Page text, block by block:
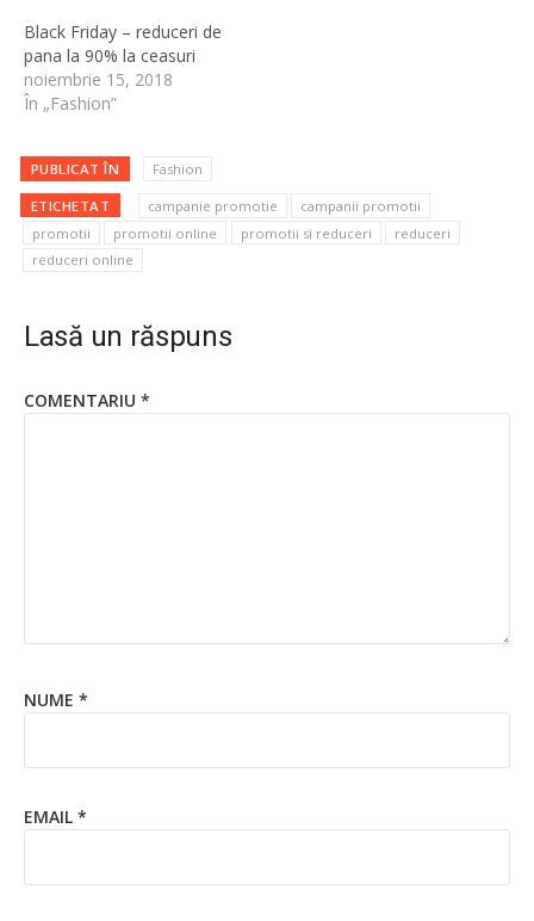
Black Friday – reduceri de
pana la 90% la ceasuri
noiembrie 15, 2018
În „Fashion”
PUBLICAT ÎN Fashion
ETICHETAT campanie promotie
campanii promotii
promotii
promotii online promotii si reduceri
reduceri
reduceri online
Lasă un răspuns
COMENTARIU *
NUME *
EMAIL *